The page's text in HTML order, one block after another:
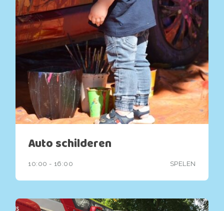
Auto schilderen
10:00 - 16:00 SPELEN